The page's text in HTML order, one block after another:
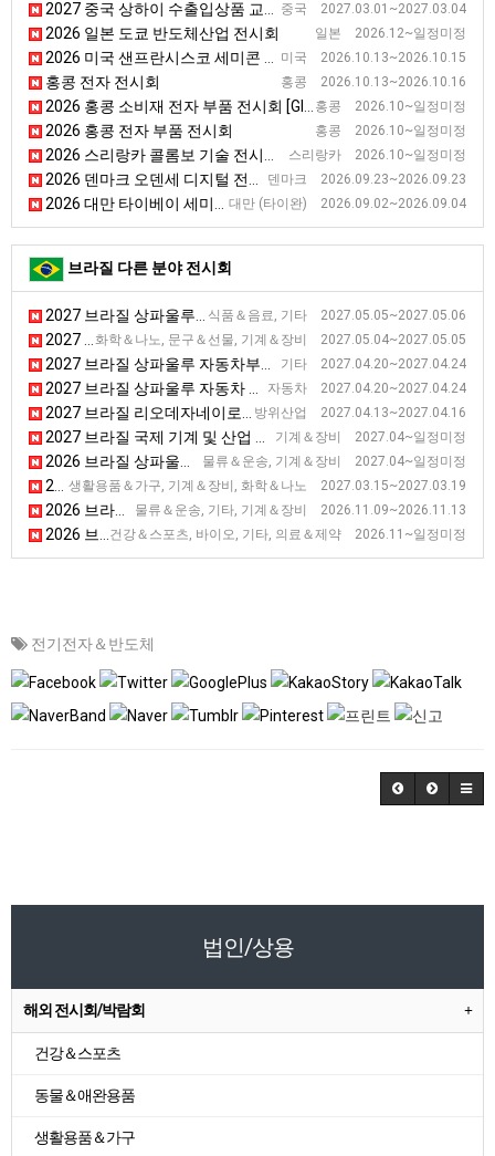
중국 2027.03.01~2027.03.04
2027 중국 상하이 수출입상품 교역 전시회
일본 2026.12~일정미정
2026 일본 도쿄 반도체산업 전시회
미국 2026.10.13~2026.10.15
2026 미국 샌프란시스코 세미콘 웨스트
홍콩 2026.10.13~2026.10.16
홍콩 전자 전시회
홍콩 2026.10~일정미정
2026 홍콩 소비재 전자 부품 전시회 [Global Sources Consumer Electronic Componets]
홍콩 2026.10~일정미정
2026 홍콩 전자 부품 전시회
스리랑카 2026.10~일정미정
2026 스리랑카 콜롬보 기술 전시회 [TECHNO]
덴마크 2026.09.23~2026.09.23
2026 덴마크 오덴세 디지털 전시회 [Digitization Exhibition]
대만 (타이완) 2026.09.02~2026.09.04
2026 대만 타이베이 세미콘 반도체 전시회 [Semicon Taiwan]
브라질 다른 분야 전시회
식품＆음료, 기타 2027.05.05~2027.05.06
2027 브라질 상파울루 맥주산업 전시회 [ForBeer]
화학＆나노, 문구＆선물, 기계＆장비 2027.05.04~2027.05.05
2027 브라질 상파울루 플렉소 그래픽, 인쇄, 라벨 및 태그 전시회 [FLEXO & LABELS]
기타 2027.04.20~2027.04.24
2027 브라질 상파울루 자동차부품 전시회
자동차 2027.04.20~2027.04.24
2027 브라질 상파울루 자동차 부품, 장비 및 서비스 전시회 [Autoparts]
방위산업 2027.04.13~2027.04.16
2027 브라질 리오데자네이로 항공우주, 방위 전시회 [LAAD Defence & Security]
기계＆장비 2027.04~일정미정
2027 브라질 국제 기계 및 산업 자동화 박람회 [Autocom]
물류＆운송, 기계＆장비 2027.04~일정미정
2026 브라질 상파울루 철도 산업 전시회 [NT Expo]
생활용품＆가구, 기계＆장비, 화학＆나노 2027.03.15~2027.03.19
2027 브라질 상파울루 플라스틱 전시회 [FEIPLASTIC]
물류＆운송, 기타, 기계＆장비 2026.11.09~2026.11.13
2026 브라질 상파울루 국제 물류 산업 전시회 [Movimat]
건강＆스포츠, 바이오, 기타, 의료＆제약 2026.11~일정미정
2026 브라질 상파울루 카나비스 산업 전시회 [EXPOCANNABIS BRASIL]
전기전자＆반도체
법인/상용
해외 전시회/박람회
건강＆스포츠
동물＆애완용품
생활용품＆가구